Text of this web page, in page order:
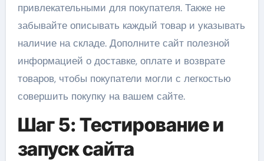
привлекательными для покупателя. Также не
забывайте описывать каждый товар и указывать
наличие на складе. Дополните сайт полезной
информацией о доставке, оплате и возврате
товаров, чтобы покупатели могли с легкостью
совершить покупку на вашем сайте.
Шаг 5: Тестирование и
запуск сайта